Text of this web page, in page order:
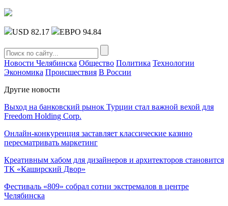
USD 82.17 ЕВРО 94.84
Новости Челябинска Общество Политика Технологии
Экономика Происшествия В России
Другие новости
Выход на банковский рынок Турции стал важной вехой для
Freedom Holding Corp.
Онлайн-конкуренция заставляет классические казино
пересматривать маркетинг
Креативным хабом для дизайнеров и архитекторов становится
ТК «Каширский Двор»
Фестиваль «809» собрал сотни экстремалов в центре
Челябинска